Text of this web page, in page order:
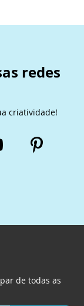
redes
criatividade!
de todas as